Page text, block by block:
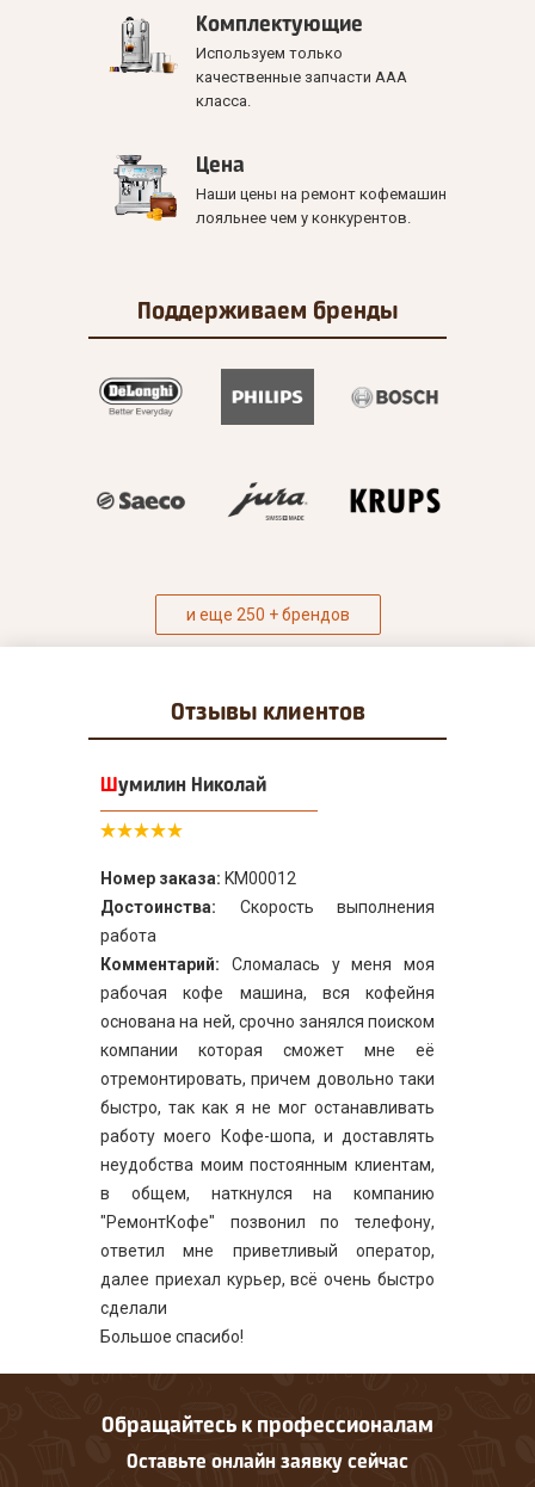
Комплектующие
Используем только
качественные запчасти ААА
класса.
Цена
Наши цены на ремонт кофемашин
лояльнее чем у конкурентов.
Поддерживаем бренды
и еще 250 + брендов
Отзывы клиентов
Шумилин Николай
Номер заказа: KM00012
Достоинства: Скорость выполнения
работа
Комментарий: Сломалась у меня моя
рабочая кофе машина, вся кофейня
основана на ней, срочно занялся поиском
компании которая сможет мне её
отремонтировать, причем довольно таки
быстро, так как я не мог останавливать
работу моего Кофе-шопа, и доставлять
неудобства моим постоянным клиентам,
в общем, наткнулся на компанию
"РемонтКофе" позвонил по телефону,
ответил мне приветливый оператор,
далее приехал курьер, всё очень быстро
сделали
Большое спасибо!
Обращайтесь к профессионалам
Оставьте онлайн заявку сейчас